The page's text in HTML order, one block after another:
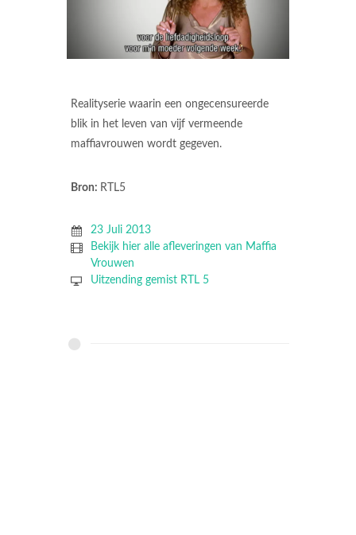
Realityserie waarin een ongecensureerde
blik in het leven van vijf vermeende
maffiavrouwen wordt gegeven.
Bron: RTL5
23 Juli 2013
Bekijk hier alle afleveringen van Maffia
Vrouwen
Uitzending gemist RTL 5